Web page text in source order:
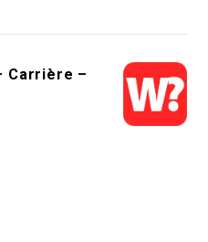
Carrière –